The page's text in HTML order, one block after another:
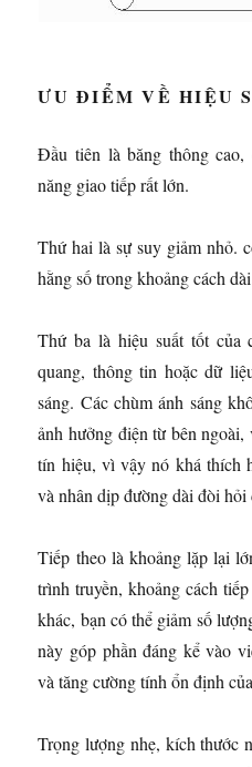
ƯU ĐIỂM VỀ HIỆU
Đầu tiên là băng thông cao,
năng giao tiếp rất lớn.
Thứ hai là sự suy giảm nhỏ.
hằng số trong khoảng cách
Thứ ba là hiệu suất tốt của
quang, thông tin hoặc dữ
sáng. Các chùm ánh sáng
ảnh hưởng điện từ bên
tín hiệu, vì vậy nó khá thích
và nhân dịp đường dài đòi hỏi
Tiếp theo là khoảng lặp lại
trình truyền, khoảng cách
khác, bạn có thể giảm số
này góp phần đáng kể vào
và tăng cường tính ổn định
Trọng lượng nhẹ, kích thước